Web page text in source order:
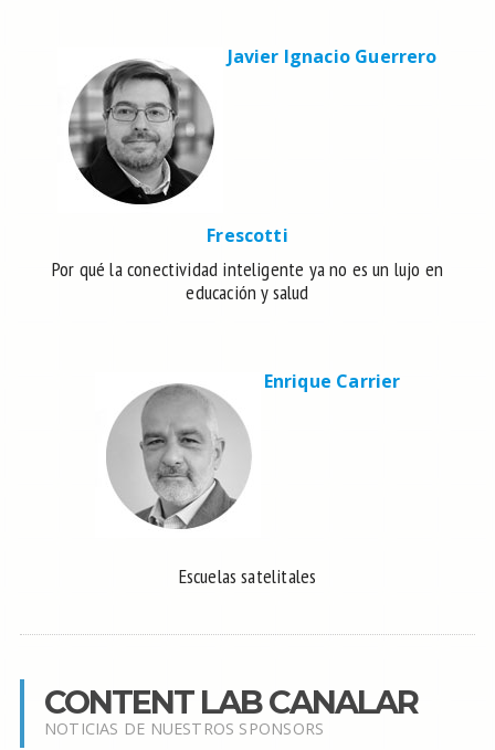
Javier Ignacio Guerrero
Frescotti
Por qué la conectividad inteligente ya no es un lujo en
educación y salud
Enrique Carrier
Escuelas satelitales
CONTENT LAB CANALAR
NOTICIAS DE NUESTROS SPONSORS